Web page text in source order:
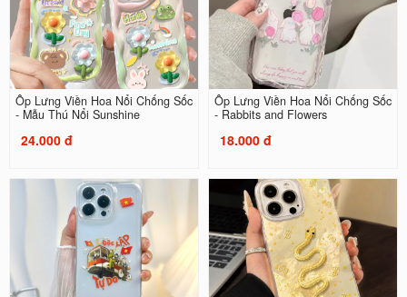
Ốp Lưng Viền Hoa Nổi Chống Sốc
- Mẫu Thú Nổi Sunshine
24.000 đ
Ốp Lưng Viền Hoa Nổi Chống Sốc
- Rabbits and Flowers
18.000 đ